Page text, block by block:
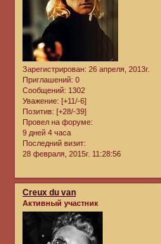
Зарегистрирован: 26 апреля, 2013г.
Приглашений: 0
Сообщений: 1302
Уважение: [+11/-6]
Позитив: [+28/-39]
Провел на форуме:
9 дней 4 часа
Последний визит:
28 февраля, 2015г. 11:28:56
Creux du van
Активный участник